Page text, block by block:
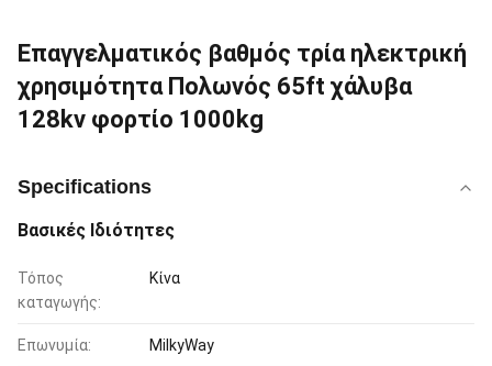
Επαγγελματικός βαθμός τρία ηλεκτρική
χρησιμότητα Πολωνός 65ft χάλυβα
128kv φορτίο 1000kg
Specifications
Βασικές Ιδιότητες
Τόπος
καταγωγής:
Κίνα
Επωνυμία: MilkyWay